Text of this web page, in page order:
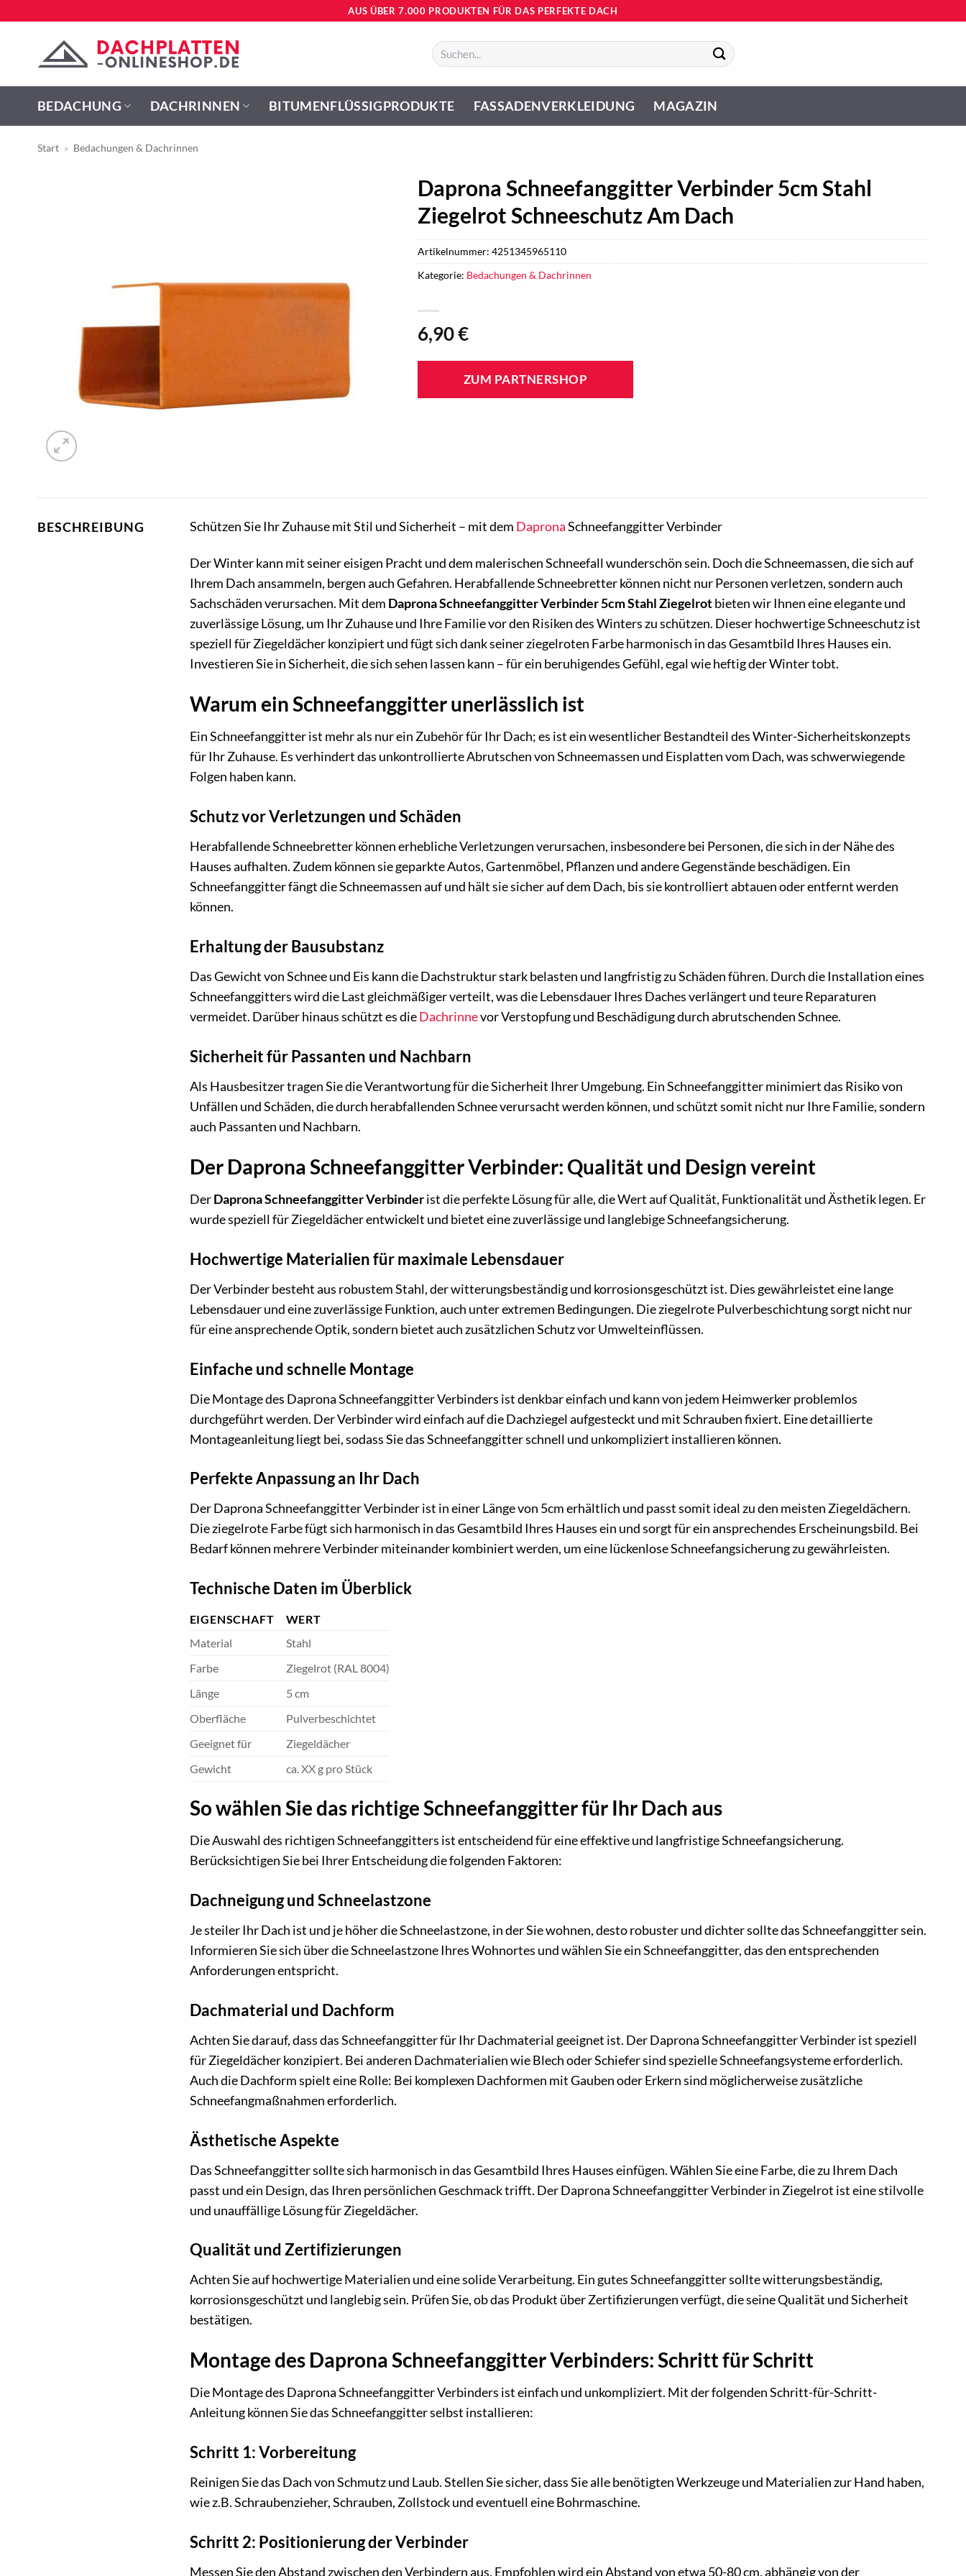
AUS ÜBER 7.000 PRODUKTEN FÜR DAS PERFEKTE DACH
Suchen
nach:
BEDACHUNG DACHRINNEN BITUMENFLÜSSIGPRODUKTE FASSADENVERKLEIDUNG MAGAZIN
Start » Bedachungen & Dachrinnen
Daprona Schneefanggitter Verbinder 5cm Stahl
Ziegelrot Schneeschutz Am Dach
6,90€
ZUM PARTNERSHOP
Artikelnummer:4251345965110
Kategorie: Bedachungen & Dachrinnen
BESCHREIBUNG Schützen Sie Ihr Zuhause mit Stil und Sicherheit – mit dem DapronaSchneefanggitter Verbinder
Der Winter kann mit seiner eisigen Pracht und dem malerischen Schneefall wunderschön sein. Doch die Schneemassen, die sich auf
Ihrem Dach ansammeln, bergen auch Gefahren. Herabfallende Schneebretter können nicht nur Personen verletzen, sondern auch
Sachschäden verursachen. Mit dem Daprona Schneefanggitter Verbinder 5cm Stahl Ziegelrotbieten wir Ihnen eine elegante und
zuverlässige Lösung, um Ihr Zuhause und Ihre Familie vor den Risiken des Winters zu schützen. Dieser hochwertige Schneeschutz ist
speziell für Ziegeldächer konzipiert und fügt sich dank seiner ziegelroten Farbe harmonisch in das Gesamtbild Ihres Hauses ein.
Investieren Sie in Sicherheit, die sich sehen lassen kann – für ein beruhigendes Gefühl, egal wie heftig der Winter tobt.
Warum ein Schneefanggitter unerlässlich ist
Ein Schneefanggitter ist mehr als nur ein Zubehör für Ihr Dach; es ist ein wesentlicher Bestandteil des Winter-Sicherheitskonzepts
für Ihr Zuhause. Es verhindert das unkontrollierte Abrutschen von Schneemassen und Eisplatten vom Dach, was schwerwiegende
Folgen haben kann.
Schutz vor Verletzungen und Schäden
Herabfallende Schneebretter können erhebliche Verletzungen verursachen, insbesondere bei Personen, die sich in der Nähe des
Hauses aufhalten. Zudem können sie geparkte Autos, Gartenmöbel, Pflanzen und andere Gegenstände beschädigen. Ein
Schneefanggitter fängt die Schneemassen auf und hält sie sicher auf dem Dach, bis sie kontrolliert abtauen oder entfernt werden
können.
Erhaltung der Bausubstanz
Das Gewicht von Schnee und Eis kann die Dachstruktur stark belasten und langfristig zu Schäden führen. Durch die Installation eines
Schneefanggitters wird die Last gleichmäßiger verteilt, was die Lebensdauer Ihres Daches verlängert und teure Reparaturen
vermeidet. Darüber hinaus schützt es dieDachrinnevor Verstopfung und Beschädigung durch abrutschenden Schnee.
Sicherheit für Passanten und Nachbarn
Als Hausbesitzer tragen Sie die Verantwortung für die Sicherheit Ihrer Umgebung. Ein Schneefanggitter minimiert das Risiko von
Unfällen und Schäden, die durch herabfallenden Schnee verursacht werden können, und schützt somit nicht nur Ihre Familie, sondern
auch Passanten und Nachbarn.
Der Daprona Schneefanggitter Verbinder: Qualität und Design vereint
DerDaprona Schneefanggitter Verbinderist die perfekte Lösung für alle, die Wert auf Qualität, Funktionalität und Ästhetik legen. Er
wurde speziell für Ziegeldächer entwickelt und bietet eine zuverlässige und langlebige Schneefangsicherung.
Hochwertige Materialien für maximale Lebensdauer
Der Verbinder besteht aus robustem Stahl, der witterungsbeständig und korrosionsgeschützt ist. Dies gewährleistet eine lange
Lebensdauer und eine zuverlässige Funktion, auch unter extremen Bedingungen. Die ziegelrote Pulverbeschichtung sorgt nicht nur
für eine ansprechende Optik, sondern bietet auch zusätzlichen Schutz vor Umwelteinflüssen.
Einfache und schnelle Montage
Die Montage des Daprona Schneefanggitter Verbinders ist denkbar einfach und kann von jedem Heimwerker problemlos
durchgeführt werden. Der Verbinder wird einfach auf die Dachziegel aufgesteckt und mit Schrauben fixiert. Eine detaillierte
Montageanleitung liegt bei, sodass Sie das Schneefanggitter schnell und unkompliziert installieren können.
Perfekte Anpassung an Ihr Dach
Der Daprona Schneefanggitter Verbinder ist in einer Länge von 5cm erhältlich und passt somit ideal zu den meisten Ziegeldächern.
Die ziegelrote Farbe fügt sich harmonisch in das Gesamtbild Ihres Hauses ein und sorgt für ein ansprechendes Erscheinungsbild. Bei
Bedarf können mehrere Verbinder miteinander kombiniert werden, um eine lückenlose Schneefangsicherung zu gewährleisten.
Technische Daten im Überblick
EIGENSCHAFT
WERT
Material
Stahl
Farbe
Ziegelrot (RAL 8004)
Länge
5 cm
Oberfläche
Pulverbeschichtet
Geeignet für
Ziegeldächer
Gewicht
ca. XX g pro Stück
So wählen Sie das richtige Schneefanggitter für Ihr Dach aus
Die Auswahl des richtigen Schneefanggitters ist entscheidend für eine effektive und langfristige Schneefangsicherung.
Berücksichtigen Sie bei Ihrer Entscheidung die folgenden Faktoren:
Dachneigung und Schneelastzone
Je steiler Ihr Dach ist und je höher die Schneelastzone, in der Sie wohnen, desto robuster und dichter sollte das Schneefanggitter sein.
Informieren Sie sich über die Schneelastzone Ihres Wohnortes und wählen Sie ein Schneefanggitter, das den entsprechenden
Anforderungen entspricht.
Dachmaterial und Dachform
Achten Sie darauf, dass das Schneefanggitter für Ihr Dachmaterial geeignet ist. Der Daprona Schneefanggitter Verbinder ist speziell
für Ziegeldächer konzipiert. Bei anderen Dachmaterialien wie Blech oder Schiefer sind spezielle Schneefangsysteme erforderlich.
Auch die Dachform spielt eine Rolle: Bei komplexen Dachformen mit Gauben oder Erkern sind möglicherweise zusätzliche
Schneefangmaßnahmen erforderlich.
Ästhetische Aspekte
Das Schneefanggitter sollte sich harmonisch in das Gesamtbild Ihres Hauses einfügen. Wählen Sie eine Farbe, die zu Ihrem Dach
passt und ein Design, das Ihren persönlichen Geschmack trifft. Der Daprona Schneefanggitter Verbinder in Ziegelrot ist eine stilvolle
und unauffällige Lösung für Ziegeldächer.
Qualität und Zertifizierungen
Achten Sie auf hochwertige Materialien und eine solide Verarbeitung. Ein gutes Schneefanggitter sollte witterungsbeständig,
korrosionsgeschützt und langlebig sein. Prüfen Sie, ob das Produkt über Zertifizierungen verfügt, die seine Qualität und Sicherheit
bestätigen.
Montage des Daprona Schneefanggitter Verbinders: Schritt für Schritt
Die Montage des Daprona Schneefanggitter Verbinders ist einfach und unkompliziert. Mit der folgenden Schritt-für-Schritt-
Anleitung können Sie das Schneefanggitter selbst installieren:
Schritt 1: Vorbereitung
Reinigen Sie das Dach von Schmutz und Laub. Stellen Sie sicher, dass Sie alle benötigten Werkzeuge und Materialien zur Hand haben,
wie z.B. Schraubenzieher, Schrauben, Zollstock und eventuell eine Bohrmaschine.
Schritt 2: Positionierung der Verbinder
Messen Sie den Abstand zwischen den Verbindern aus. Empfohlen wird ein Abstand von etwa 50-80 cm, abhängig von der